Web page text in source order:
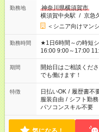
勤務地
神奈川県横須賀市
横須賀中央駅 / 京急
＜シニア向けマン
勤務時間
★1日6時間～の時短シフトOK ★スタート時間
16:00 9:00～17:00 11:00～
場合、他のお仕事と
ん ※法令に基づき、
となります ※労働者
短時間・短期間の就
期間
開始日はご相談く
でも働けます！
特徴 日払いOK / 履歴書不
服装自由 / シフト勤務
パソコンスキル不要